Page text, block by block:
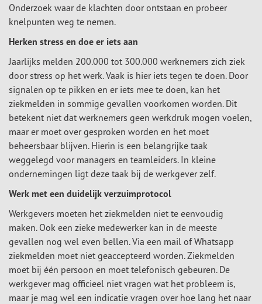
Onderzoek waar de klachten door ontstaan en probeer
knelpunten weg te nemen.
Herken stress en doe er iets aan
Jaarlijks melden 200.000 tot 300.000 werknemers zich ziek
door stress op het werk. Vaak is hier iets tegen te doen. Door
signalen op te pikken en er iets mee te doen, kan het
ziekmelden in sommige gevallen voorkomen worden. Dit
betekent niet dat werknemers geen werkdruk mogen voelen,
maar er moet over gesproken worden en het moet
beheersbaar blijven. Hierin is een belangrijke taak
weggelegd voor managers en teamleiders. In kleine
ondernemingen ligt deze taak bij de werkgever zelf.
Werk met een duidelijk verzuimprotocol
Werkgevers moeten het ziekmelden niet te eenvoudig
maken. Ook een zieke medewerker kan in de meeste
gevallen nog wel even bellen. Via een mail of Whatsapp
ziekmelden moet niet geaccepteerd worden. Ziekmelden
moet bij één persoon en moet telefonisch gebeuren. De
werkgever mag officieel niet vragen wat het probleem is,
maar je mag wel een indicatie vragen over hoe lang het naar